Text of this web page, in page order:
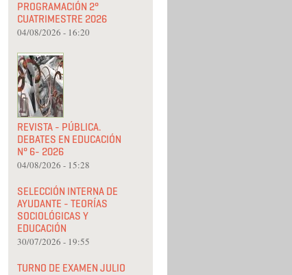
PROGRAMACIÓN 2°
CUATRIMESTRE 2026
04/08/2026 - 16:20
REVISTA - PÚBLICA.
DEBATES EN EDUCACIÓN
N° 6- 2026
04/08/2026 - 15:28
SELECCIÓN INTERNA DE
AYUDANTE - TEORÍAS
SOCIOLÓGICAS Y
EDUCACIÓN
30/07/2026 - 19:55
TURNO DE EXAMEN JULIO